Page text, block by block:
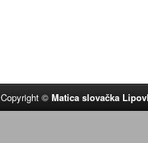
Copyright ©Matica slovačka